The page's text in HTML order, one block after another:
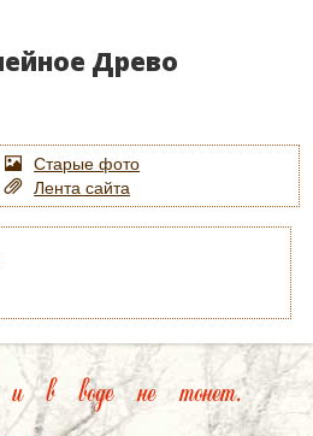
Древо
Старые фото
Лента сайта
в воде не тонет.